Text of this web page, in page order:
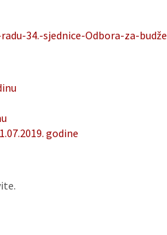
34.-sjednice-Odbora-za-
godine